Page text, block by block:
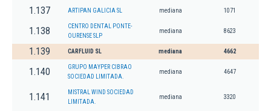
1.137 ARTIPAN GALICIA SL mediana 1071
1.138
CENTRO DENTAL PONTE-
OURENSE SLP
mediana 8623
1.139 CARFLUID SL mediana 4662
1.140
GRUPO MAYPER CIBRAO
SOCIEDAD LIMITADA.
mediana 4647
1.141
MISTRAL WIND SOCIEDAD
LIMITADA.
mediana 3320